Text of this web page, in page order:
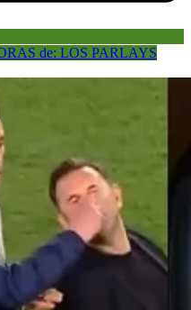
de: LOS PARLAYS